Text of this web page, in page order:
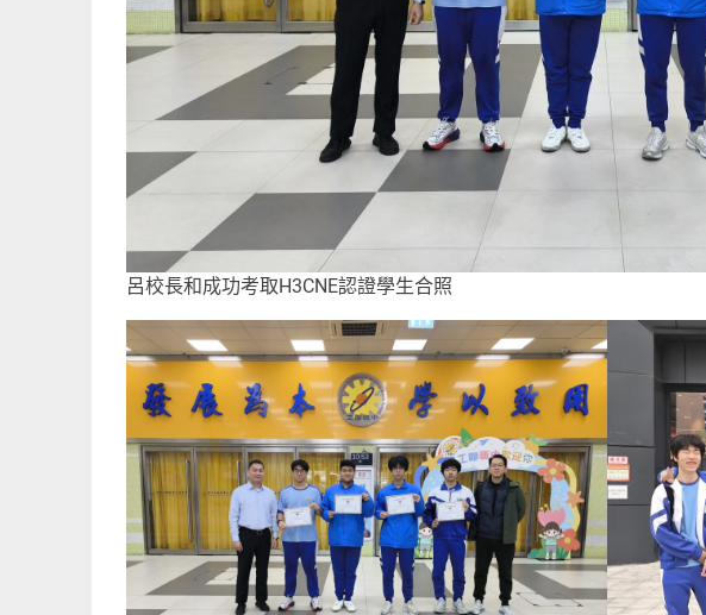
呂校長和成功考取H3CNE認證學生合照